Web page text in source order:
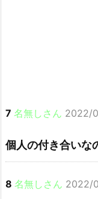
7 名無しさん 2022/
個人の付き合いな
8 名無しさん 2022/